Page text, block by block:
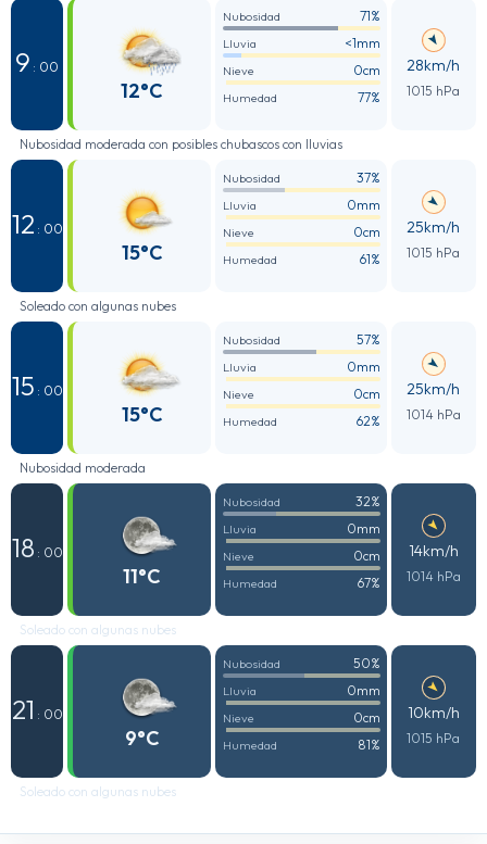
9 : 00
12°C
Nubosidad 71%
Lluvia <1mm
Nieve 0cm
Humedad 77%
28km/h
1015 hPa
Nubosidad moderada con posibles chubascos con lluvias
12 : 00
15°C
Nubosidad 37%
Lluvia 0mm
Nieve 0cm
Humedad 61%
25km/h
1015 hPa
Soleado con algunas nubes
15 : 00
15°C
Nubosidad 57%
Lluvia 0mm
Nieve 0cm
Humedad 62%
25km/h
1014 hPa
Nubosidad moderada
18 : 00
11°C
Nubosidad 32%
Lluvia 0mm
Nieve 0cm
Humedad 67%
14km/h
1014 hPa
Soleado con algunas nubes
21 : 00
9°C
Nubosidad 50%
Lluvia 0mm
Nieve 0cm
Humedad 81%
10km/h
1015 hPa
Soleado con algunas nubes